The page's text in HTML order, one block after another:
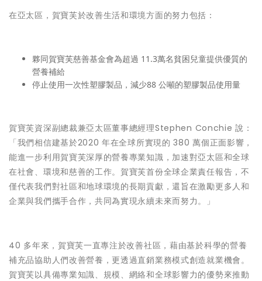
在亞太區，賀寶芙於改善生活和環境方面的努力包括：
夥同賀寶芙慈善基金會為超過 11.3萬名貧困兒童提供優質的
營養補給
停止使用一次性塑膠製品，減少88 公噸的塑膠製品使用量
賀寶芙資深副總裁兼亞太區董事總經理Stephen Conchie 說：
「我們相信建基於2020 年在全球所實現的 380 萬個正面影響，
能進一步利用賀寶芙深厚的營養專業知識，加速對亞太區和全球
在社會、環境和慈善的工作。賀寶芙首份全球企業責任報告，不
僅代表我們對社區和地球環境的長期貢獻，還旨在激勵更多人和
企業與我們攜手合作，共同為實現永續未來而努力。」
40 多年來，賀寶芙一直專注於改善社區，藉由基於科學的營養
補充品協助人們改善營養，更透過直銷業務模式創造就業機會。
賀寶芙以具備專業知識、規模、網絡和全球影響力的優勢來推動